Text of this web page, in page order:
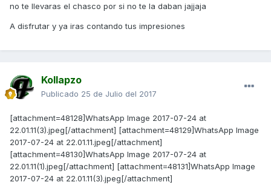
no te llevaras el chasco por si no te la daban jajjaja
A disfrutar y ya iras contando tus impresiones
Kollapzo
Publicado 25 de Julio del 2017
[attachment=48128]WhatsApp Image 2017-07-24 at
22.01.11(3).jpeg[/attachment] [attachment=48129]WhatsApp Image
2017-07-24 at 22.01.11.jpeg[/attachment]
[attachment=48130]WhatsApp Image 2017-07-24 at
22.01.11(1).jpeg[/attachment] [attachment=48131]WhatsApp Image
2017-07-24 at 22.01.11(3).jpeg[/attachment]